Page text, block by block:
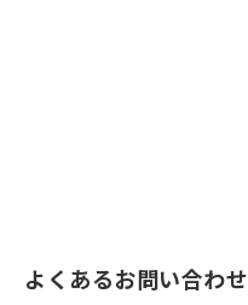
よくあるお問い合わせ